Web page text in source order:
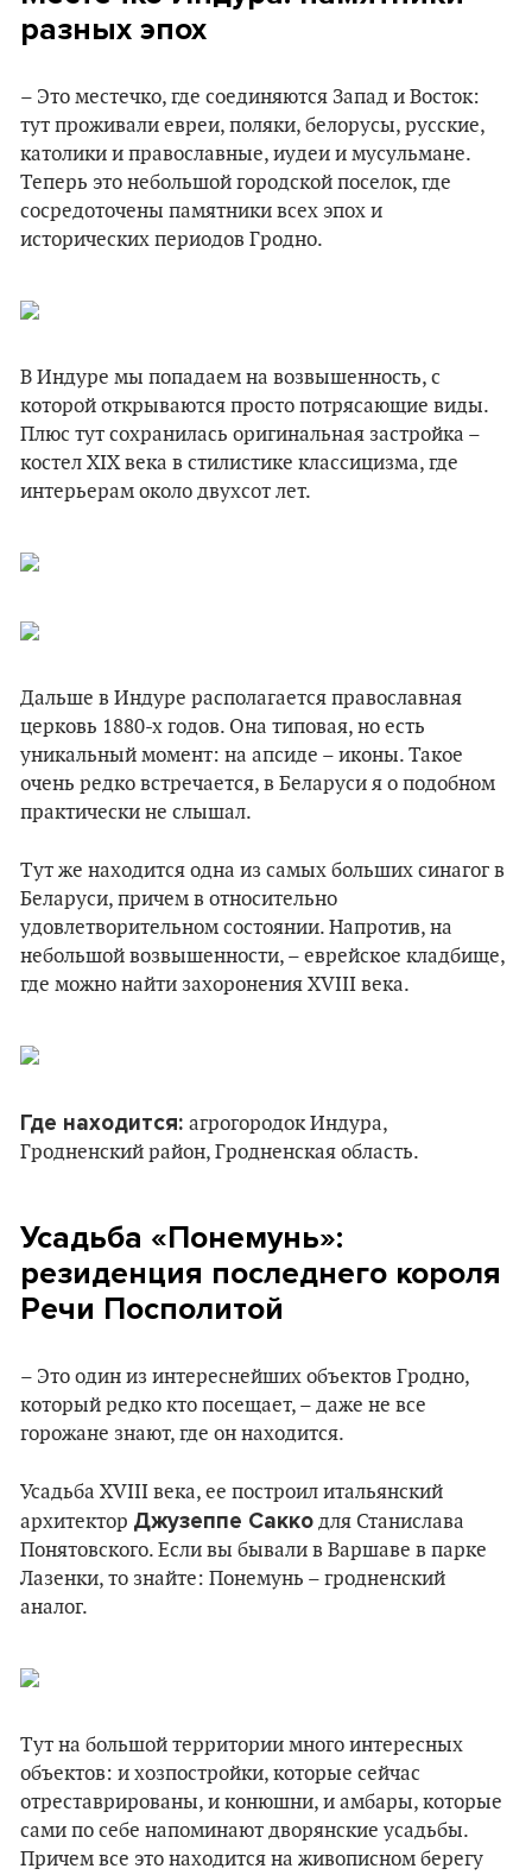
разных эпох
– Это местечко, где соединяются Запад и Восток:
тут проживали евреи, поляки, белорусы, русские,
католики и православные, иудеи и мусульмане.
Теперь это небольшой городской поселок, где
сосредоточены памятники всех эпох и
исторических периодов Гродно.
В Индуре мы попадаем на возвышенность, с
которой открываются просто потрясающие виды.
Плюс тут сохранилась оригинальная застройка –
костел XIX века в стилистике классицизма, где
интерьерам около двухсот лет.
Дальше в Индуре располагается православная
церковь 1880-х годов. Она типовая, но есть
уникальный момент: на апсиде – иконы. Такое
очень редко встречается, в Беларуси я о подобном
практически не слышал.
Тут же находится одна из самых больших синагог в
Беларуси, причем в относительно
удовлетворительном состоянии. Напротив, на
небольшой возвышенности, – еврейское кладбище,
где можно найти захоронения XVIII века.
Где находится: агрогородок Индура,
Гродненский район, Гродненская область.
Усадьба «Понемунь»:
резиденция последнего короля
Речи Посполитой
– Это один из интереснейших объектов Гродно,
который редко кто посещает, – даже не все
горожане знают, где он находится.
Усадьба XVIII века, ее построил итальянский
архитектор Джузеппе Сакко для Станислава
Понятовского. Если вы бывали в Варшаве в парке
Лазенки, то знайте: Понемунь – гродненский
аналог.
Тут на большой территории много интересных
объектов: и хозпостройки, которые сейчас
отреставрированы, и конюшни, и амбары, которые
сами по себе напоминают дворянские усадьбы.
Причем все это находится на живописном берегу